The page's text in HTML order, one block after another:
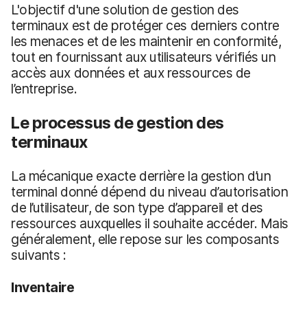
L'objectif d'une solution de gestion des
terminaux est de protéger ces derniers contre
les menaces et de les maintenir en conformité,
tout en fournissant aux utilisateurs vérifiés un
accès aux données et aux ressources de
l’entreprise.
Le processus de gestion des
terminaux
La mécanique exacte derrière la gestion d’un
terminal donné dépend du niveau d’autorisation
de l’utilisateur, de son type d’appareil et des
ressources auxquelles il souhaite accéder. Mais
généralement, elle repose sur les composants
suivants :
Inventaire